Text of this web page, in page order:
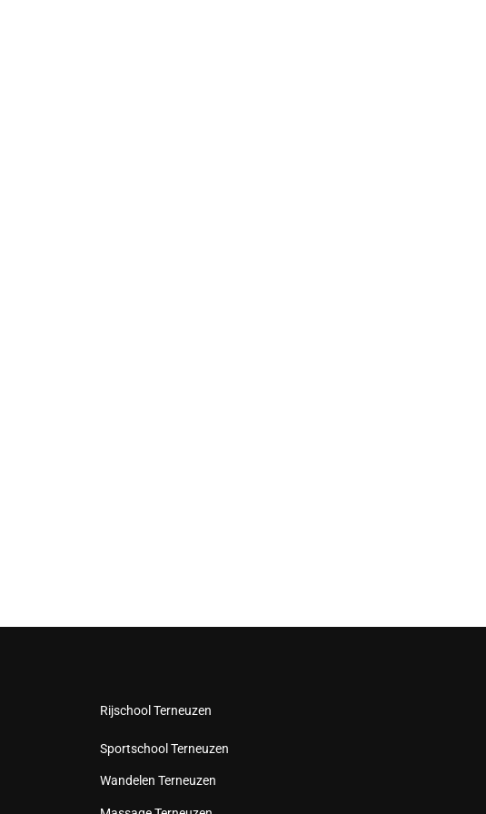
Rijschool Terneuzen
Sportschool Terneuzen
Wandelen Terneuzen